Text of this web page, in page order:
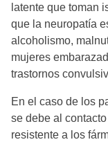
latente que toman
que la neuropatía
alcoholismo,
mujeres
trastornos
En el caso de los
se debe al
resistente a los